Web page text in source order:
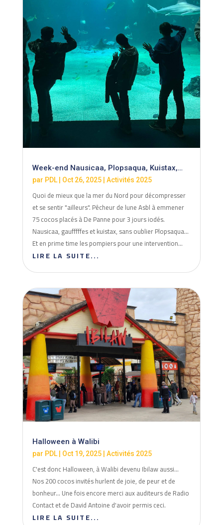
Week-end Nausicaa, Plopsaqua, Kuistax,…
par PDL| Oct 26, 2025| Activités 2025
Quoi de mieux que la mer du Nord pour décompresser
et se sentir "ailleurs". Pêcheur de lune Asbl à emmener
75 cocos placés à De Panne pour 3 jours iodés.
Nausicaa, gaufffffes et kuistax, sans oublier Plopsaqua...
Et en prime time les pompiers pour une intervention...
LIRE LA SUITE...
Halloween à Walibi
par PDL| Oct 19, 2025| Activités 2025
C'est donc Halloween, à Walibi devenu Ibilaw aussi…
Nos 200 cocos invités hurlent de joie, de peur et de
bonheur… Une fois encore merci aux auditeurs de Radio
Contact et de David Antoine d'avoir permis ceci.
LIRE LA SUITE...